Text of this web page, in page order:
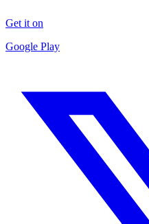
Get it on
Google Play